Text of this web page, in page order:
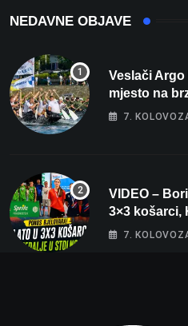
NEDAVNE OBJAVE
Veslači Argo
mjesto na
7.
VIDEO –
3×3 košarci,
Hrvatske u
7.